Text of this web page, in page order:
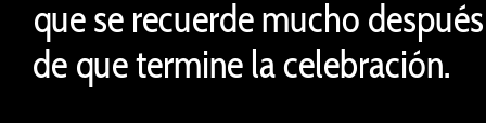
que se recuerde mucho después
de que termine la celebración.